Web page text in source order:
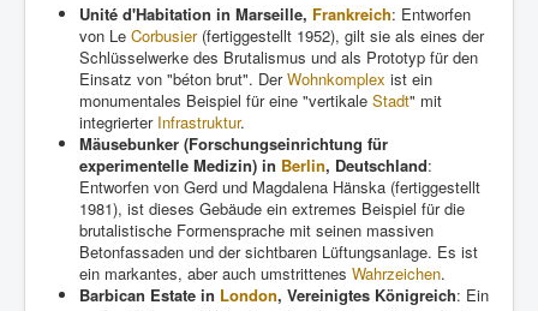
Unité d'Habitation in Marseille, Frankreich: Entworfen
von Le Corbusier(fertiggestellt 1952), gilt sie als eines der
Schlüsselwerke des Brutalismus und als Prototyp für den
Einsatz von "béton brut". DerWohnkomplex ist ein
monumentales Beispiel für eine "vertikale Stadt" mit
integrierter Infrastruktur.
Mäusebunker (Forschungseinrichtung für
experimentelle Medizin) in Berlin, Deutschland:
Entworfen von Gerd und Magdalena Hänska (fertiggestellt
1981), ist dieses Gebäude ein extremes Beispiel für die
brutalistische Formensprache mit seinen massiven
Betonfassaden und der sichtbaren Lüftungsanlage. Es ist
ein markantes, aber auch umstrittenes Wahrzeichen.
Barbican Estate in London, Vereinigtes Königreich: Ein